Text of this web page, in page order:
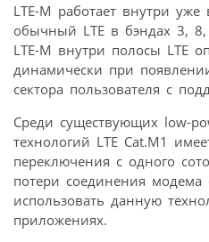
LTE-M работает внутри
обычный LTE в бэндах 3,
LTE-M внутри полосы LTE
динамически при
сектора пользователя с
Среди существующих low-
технологий LTE Cat.M1
переключения с одного
потери соединения модема
использовать данную
приложениях.